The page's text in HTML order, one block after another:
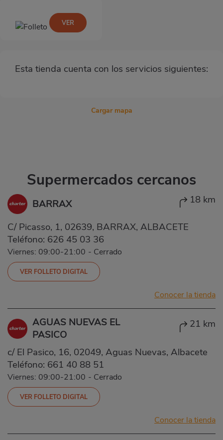
Esta tienda cuenta con los servicios siguientes:
VER
Cargar mapa
Supermercados cercanos
BARRAX 18 km
C/ Picasso, 1, 02639, BARRAX, ALBACETE
Teléfono: 626 45 03 36
Viernes: 09:00-21:00 - Cerrado
VER FOLLETO DIGITAL
Conocer la tienda
AGUAS NUEVAS EL
PASICO
21 km
c/ El Pasico, 16, 02049, Aguas Nuevas, Albacete
Teléfono: 661 40 88 51
Viernes: 09:00-21:00 - Cerrado
VER FOLLETO DIGITAL
Conocer la tienda